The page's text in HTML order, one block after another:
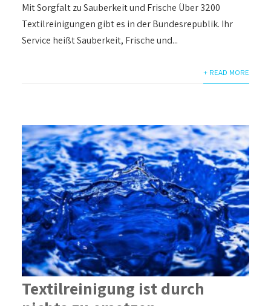
Mit Sorgfalt zu Sauberkeit und Frische Über 3200
Textilreinigungen gibt es in der Bundesrepublik. Ihr
Service heißt Sauberkeit, Frische und...
+ READ MORE
Textilreinigung ist durch